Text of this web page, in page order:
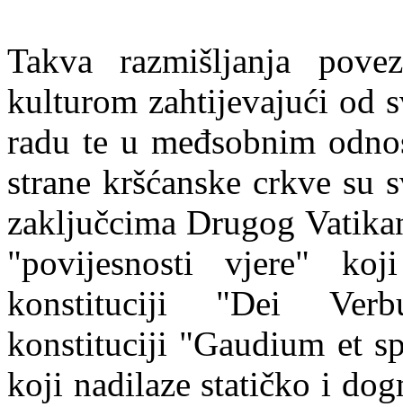
Takva razmišljanja
kulturom zahtijevajući od
radu te u međsobnim
strane kršćanske crkve su
zaključcima Drugog
"povijesnosti vjere" koji
konstituciji "Dei
konstituciji "Gaudium et
koji nadilaze statičko i